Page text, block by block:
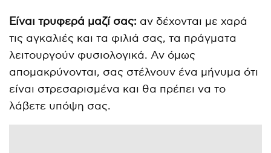
Είναι τρυφερά μαζί σας: αν δέχονται με χαρά
τις αγκαλιές και τα φιλιά σας, τα πράγματα
λειτουργούν φυσιολογικά. Αν όμως
απομακρύνονται, σας στέλνουν ένα μήνυμα ότι
είναι στρεσαρισμένα και θα πρέπει να το
λάβετε υπόψη σας.